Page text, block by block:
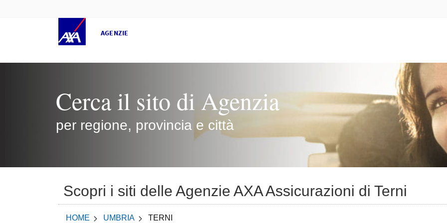
AGENZIE
Cerca il sito di Agenzia
per regione, provincia e città
Scopri i siti delle Agenzie AXA Assicurazioni di Terni
HOME UMBRIA TERNI